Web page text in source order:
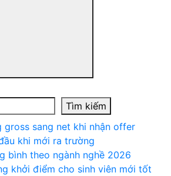
Tìm kiếm
gross sang net khi nhận offer
khi mới ra trường
bình theo ngành nghề 2026
khởi điểm cho sinh viên mới tốt